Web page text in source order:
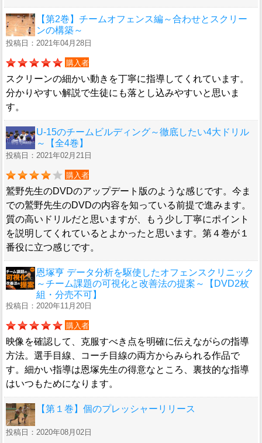
【第2巻】チームオフェンス編～合わせとスクリー
ンの構築～
投稿日：2021年04月28日
購入者
スクリーンの細かい動きを丁寧に指導してくれています。
分かりやすい解説で生徒にも落とし込みやすいと思いま
す。
U-15のチームビルディング～徹底したい4大ドリル
～【全4巻】
投稿日：2021年02月21日
購入者
鷲野先生のDVDのアップデート版のような感じです。今ま
での鷲野先生のDVDの内容を知っている前提で進みます。
質の高いドリルだと思いますが、もう少し丁寧にポイント
を説明してくれているとよかったと思います。第４巻が１
番役に立つ感じです。
恩塚亨 データ分析を駆使したオフェンスクリニック
～チーム課題の可視化と改善法の提案～【DVD2枚
組・分売不可】
投稿日：2020年11月20日
購入者
映像を確認して、克服すべき点を明確に伝えながらの指導
方法。選手目線、コーチ目線の両方からみられる作品で
す。細かい指導は恩塚先生の得意なところ、裏技的な指導
はいつもためになります。
【第１巻】個のプレッシャーリリース
投稿日：2020年08月02日